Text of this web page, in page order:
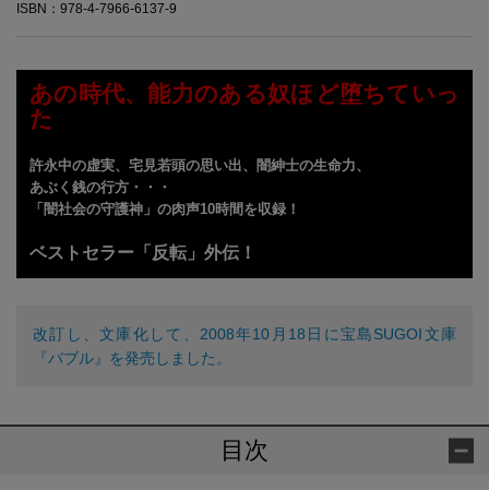
ISBN：978-4-7966-6137-9
あの時代、能力のある奴ほど堕ちていっ
た
許永中の虚実、宅見若頭の思い出、闇紳士の生命力、
あぶく銭の行方・・・
「闇社会の守護神」の肉声10時間を収録！
ベストセラー「反転」外伝！
改訂し、文庫化して、2008年10月18日に宝島SUGOI文庫
『バブル』を発売しました。
目次